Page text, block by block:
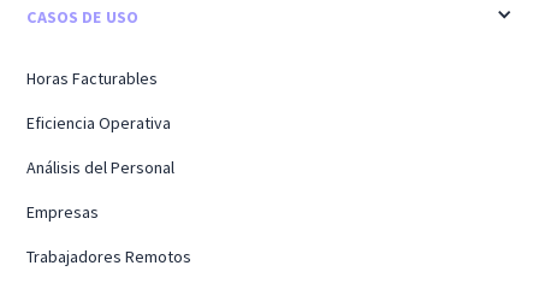
CASOS DE USO
Horas Facturables
Eficiencia Operativa
Análisis del Personal
Empresas
Trabajadores Remotos